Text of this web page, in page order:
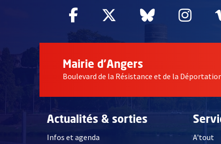
Facebook
, Ouvre une nouvelle
Twitter
, Ouvre une
Bluesky
, Ouvre
,
Mairie d'Angers
Boulevard de la Résistance et de la Déportation
Actualités & sorties
Infos et agenda
A'tout